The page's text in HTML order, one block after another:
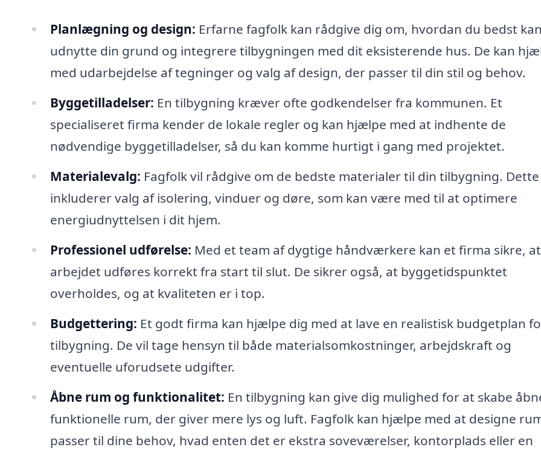
Planlægning og design: Erfarne fagfolk kan rådgive dig om, hvordan du bedst kan
udnytte din grund og integrere tilbygningen med dit eksisterende hus. De kan
med udarbejdelse af tegninger og valg af design, der passer til din stil og behov.
Byggetilladelser: En tilbygning kræver ofte godkendelser fra kommunen. Et
specialiseret firma kender de lokale regler og kan hjælpe med at indhente de
nødvendige byggetilladelser, så du kan komme hurtigt i gang med projektet.
Materialevalg: Fagfolk vil rådgive om de bedste materialer til din tilbygning. Dette
inkluderer valg af isolering, vinduer og døre, som kan være med til at optimere
energiudnyttelsen i dit hjem.
Professionel udførelse: Med et team af dygtige håndværkere kan et firma sikre, at
arbejdet udføres korrekt fra start til slut. De sikrer også, at byggetidspunktet
overholdes, og at kvaliteten er i top.
Budgettering: Et godt firma kan hjælpe dig med at lave en realistisk budgetplan
tilbygning. De vil tage hensyn til både materialsomkostninger, arbejdskraft og
eventuelle uforudsete udgifter.
Åbne rum og funktionalitet: En tilbygning kan give dig mulighed for at skabe
funktionelle rum, der giver mere lys og luft. Fagfolk kan hjælpe med at designe
passer til dine behov, hvad enten det er ekstra soveværelser, kontorplads eller en